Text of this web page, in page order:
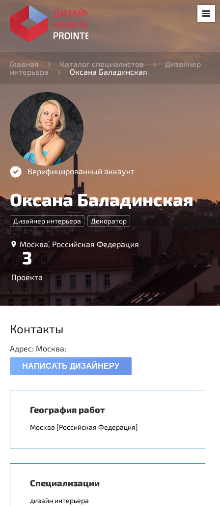
Главная Каталог специалистов
Дизайнер
интерьера
Оксана Баладинская
Верифицированный аккаунт
Оксана Баладинская
Дизайнер интерьера Декоратор
Москва, Российская Федерация
3
Проекта
Контакты
Адрес: Москва;
НАПИСАТЬ ДИЗАЙНЕРУ
География работ
Москва [Российская Федерация]
Специализации
дизайн интерьера